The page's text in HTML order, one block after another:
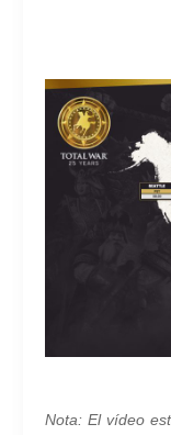
Nota: El vídeo